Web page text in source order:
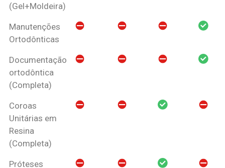
(Gel+Moldeira)
Manutenções
Ortodônticas
Documentação
ortodôntica
(Completa)
Coroas
Unitárias em
Resina
(Completa)
Próteses